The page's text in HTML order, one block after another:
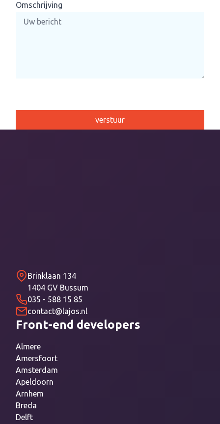
Omschrijving
Brinklaan 134
1404 GV Bussum
035 - 588 15 85
contact@lajos.nl
Front-end developers
Almere
Amersfoort
Amsterdam
Apeldoorn
Arnhem
Breda
Delft